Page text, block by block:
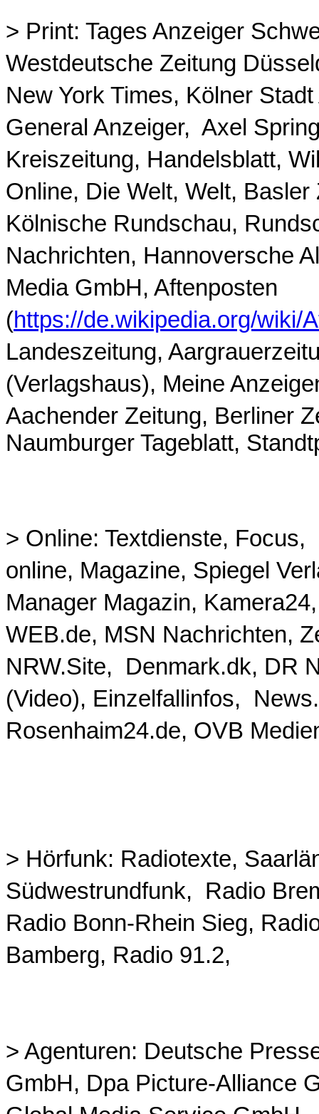
> Print: Tages Anzeiger
Westdeutsche Zeitung
New York Times, Kölner
General Anzeiger, Axel
Kreiszeitung, Handelsblatt,
Online, Die Welt, Welt,
Kölnische Rundschau,
Nachrichten, Hannoversche
Media GmbH, Aftenposten
(https://de.wikipedia.org/wiki/
Landeszeitung,
(Verlagshaus), Meine
Aachender Zeitung, Berliner
Naumburger Tageblatt,
> Online: Textdienste,
online, Magazine, Spiegel
Manager Magazin,
WEB.de, MSN Nachrichten,
NRW.Site, Denmark.dk, DR
(Video), Einzelfallinfos,
Rosenhaim24.de, OVB
> Hörfunk: Radiotexte,
Südwestrundfunk, Radio
Radio Bonn-Rhein Sieg,
Bamberg, Radio 91.2,
> Agenturen: Deutsche
GmbH, Dpa Picture-Alliance